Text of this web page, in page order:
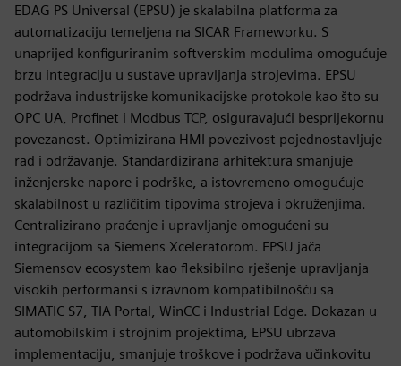
EDAG PS Universal (EPSU) je skalabilna platforma za
automatizaciju temeljena na SICAR Frameworku. S
unaprijed konfiguriranim softverskim modulima omogućuje
brzu integraciju u sustave upravljanja strojevima. EPSU
podržava industrijske komunikacijske protokole kao što su
OPC UA, Profinet i Modbus TCP, osiguravajući besprijekornu
povezanost. Optimizirana HMI povezivost pojednostavljuje
rad i održavanje. Standardizirana arhitektura smanjuje
inženjerske napore i podrške, a istovremeno omogućuje
skalabilnost u različitim tipovima strojeva i okruženjima.
Centralizirano praćenje i upravljanje omogućeni su
integracijom sa Siemens Xceleratorom. EPSU jača
Siemensov ecosystem kao fleksibilno rješenje upravljanja
visokih performansi s izravnom kompatibilnošću sa
SIMATIC S7, TIA Portal, WinCC i Industrial Edge. Dokazan u
automobilskim i strojnim projektima, EPSU ubrzava
implementaciju, smanjuje troškove i podržava učinkovitu